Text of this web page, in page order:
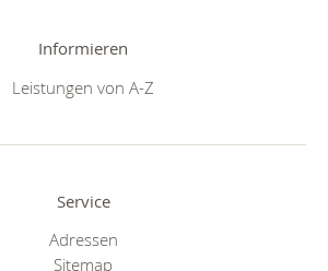
Informieren
Leistungen von A-Z
Service
Adressen
Sitemap